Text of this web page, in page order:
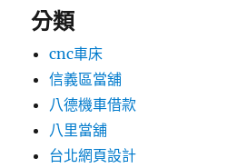
分類
cnc車床
信義區當舖
八德機車借款
八里當舖
台北網頁設計